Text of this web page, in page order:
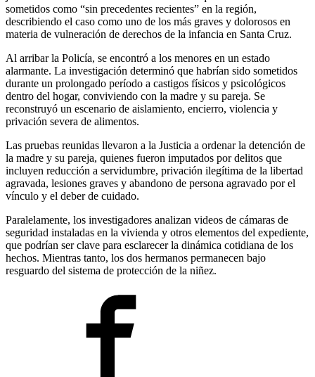
sometidos como “sin precedentes recientes” en la región,
describiendo el caso como uno de los más graves y dolorosos en
materia de vulneración de derechos de la infancia en Santa Cruz.
Al arribar la Policía, se encontró a los menores en un estado
alarmante. La investigación determinó que habrían sido sometidos
durante un prolongado período a castigos físicos y psicológicos
dentro del hogar, conviviendo con la madre y su pareja. Se
reconstruyó un escenario de aislamiento, encierro, violencia y
privación severa de alimentos.
Las pruebas reunidas llevaron a la Justicia a ordenar la detención de
la madre y su pareja, quienes fueron imputados por delitos que
incluyen reducción a servidumbre, privación ilegítima de la libertad
agravada, lesiones graves y abandono de persona agravado por el
vínculo y el deber de cuidado.
Paralelamente, los investigadores analizan videos de cámaras de
seguridad instaladas en la vivienda y otros elementos del expediente,
que podrían ser clave para esclarecer la dinámica cotidiana de los
hechos. Mientras tanto, los dos hermanos permanecen bajo
resguardo del sistema de protección de la niñez.